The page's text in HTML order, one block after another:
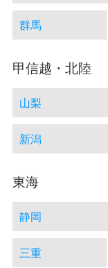
群馬
甲信越・北陸
山梨
新潟
東海
静岡
三重